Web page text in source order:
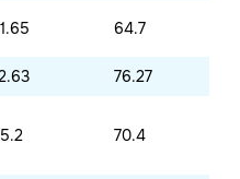
64.7
76.27
70.4